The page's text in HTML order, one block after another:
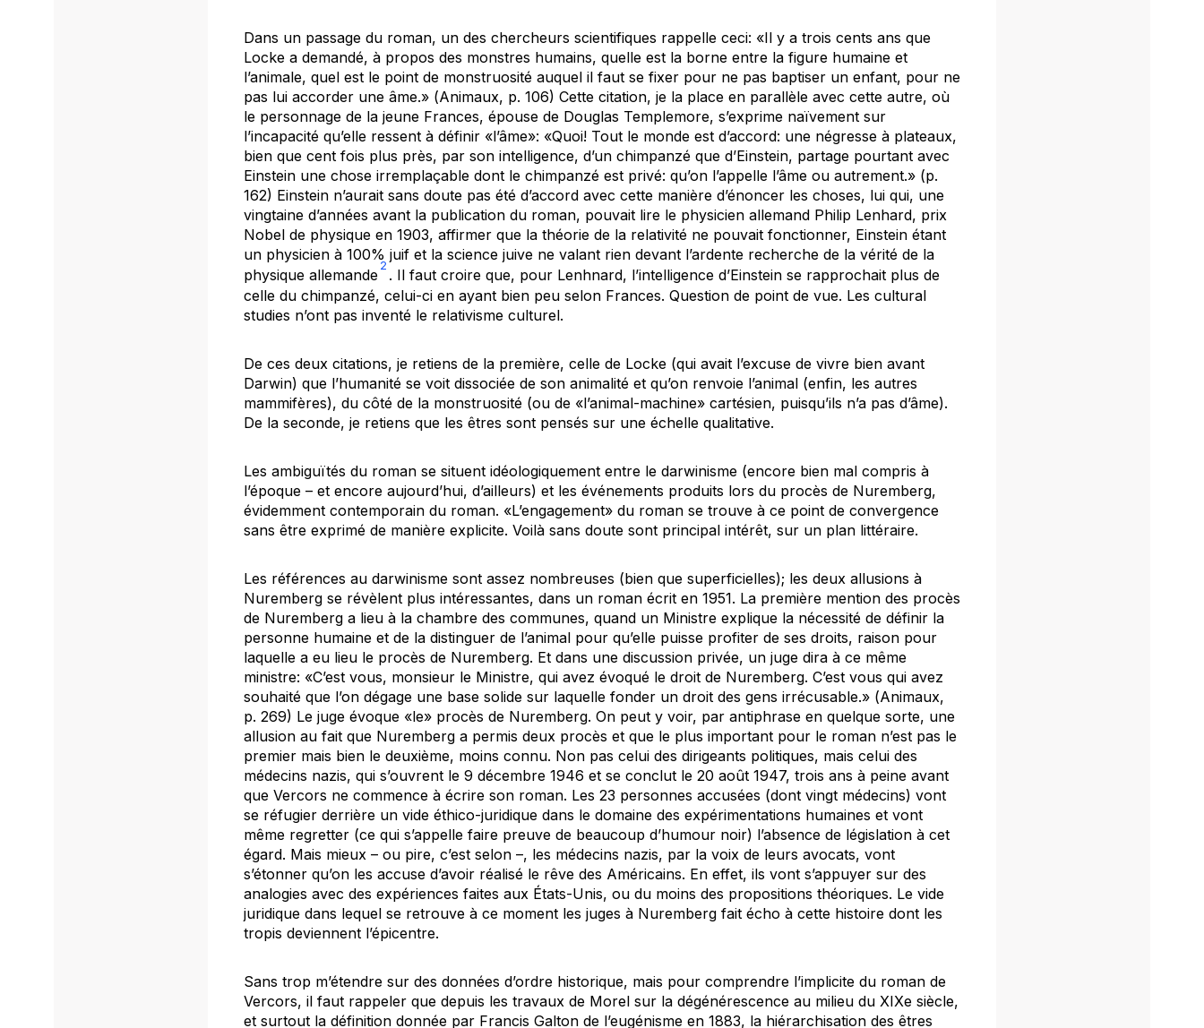
Dans un passage du roman, un des chercheurs scientifiques rappelle ceci: «Il y a trois cents ans que
Locke a demandé, à propos des monstres humains, quelle est la borne entre la figure humaine et
l’animale, quel est le point de monstruosité auquel il faut se fixer pour ne pas baptiser un enfant, pour ne
pas lui accorder une âme.» (Animaux, p. 106) Cette citation, je la place en parallèle avec cette autre, où
le personnage de la jeune Frances, épouse de Douglas Templemore, s’exprime naïvement sur
l’incapacité qu’elle ressent à définir «l’âme»: «Quoi! Tout le monde est d’accord: une négresse à plateaux,
bien que cent fois plus près, par son intelligence, d’un chimpanzé que d’Einstein, partage pourtant avec
Einstein une chose irremplaçable dont le chimpanzé est privé: qu’on l’appelle l’âme ou autrement.» (p.
162) Einstein n’aurait sans doute pas été d’accord avec cette manière d’énoncer les choses, lui qui, une
vingtaine d’années avant la publication du roman, pouvait lire le physicien allemand Philip Lenhard, prix
Nobel de physique en 1903, affirmer que la théorie de la relativité ne pouvait fonctionner, Einstein étant
un physicien à 100% juif et la science juive ne valant rien devant l’ardente recherche de la vérité de la
physique allemande
2
. Il faut croire que, pour Lenhnard, l’intelligence d’Einstein se rapprochait plus de
celle du chimpanzé, celui-ci en ayant bien peu selon Frances. Question de point de vue. Les cultural
studies n’ont pas inventé le relativisme culturel.
De ces deux citations, je retiens de la première, celle de Locke (qui avait l’excuse de vivre bien avant
Darwin) que l’humanité se voit dissociée de son animalité et qu’on renvoie l’animal (enfin, les autres
mammifères), du côté de la monstruosité (ou de «l’animal-machine» cartésien, puisqu’ils n’a pas d’âme).
De la seconde, je retiens que les êtres sont pensés sur une échelle qualitative.
Les ambiguïtés du roman se situent idéologiquement entre le darwinisme (encore bien mal compris à
l’époque – et encore aujourd’hui, d’ailleurs) et les événements produits lors du procès de Nuremberg,
évidemment contemporain du roman. «L’engagement» du roman se trouve à ce point de convergence
sans être exprimé de manière explicite. Voilà sans doute sont principal intérêt, sur un plan littéraire.
Les références au darwinisme sont assez nombreuses (bien que superficielles); les deux allusions à
Nuremberg se révèlent plus intéressantes, dans un roman écrit en 1951. La première mention des procès
de Nuremberg a lieu à la chambre des communes, quand un Ministre explique la nécessité de définir la
personne humaine et de la distinguer de l’animal pour qu’elle puisse profiter de ses droits, raison pour
laquelle a eu lieu le procès de Nuremberg. Et dans une discussion privée, un juge dira à ce même
ministre: «C’est vous, monsieur le Ministre, qui avez évoqué le droit de Nuremberg. C’est vous qui avez
souhaité que l’on dégage une base solide sur laquelle fonder un droit des gens irrécusable.» (Animaux,
p. 269) Le juge évoque «le» procès de Nuremberg. On peut y voir, par antiphrase en quelque sorte, une
allusion au fait que Nuremberg a permis deux procès et que le plus important pour le roman n’est pas le
premier mais bien le deuxième, moins connu. Non pas celui des dirigeants politiques, mais celui des
médecins nazis, qui s’ouvrent le 9 décembre 1946 et se conclut le 20 août 1947, trois ans à peine avant
que Vercors ne commence à écrire son roman. Les 23 personnes accusées (dont vingt médecins) vont
se réfugier derrière un vide éthico-juridique dans le domaine des expérimentations humaines et vont
même regretter (ce qui s’appelle faire preuve de beaucoup d’humour noir) l’absence de législation à cet
égard. Mais mieux – ou pire, c’est selon –, les médecins nazis, par la voix de leurs avocats, vont
s’étonner qu’on les accuse d’avoir réalisé le rêve des Américains. En effet, ils vont s’appuyer sur des
analogies avec des expériences faites aux États-Unis, ou du moins des propositions théoriques. Le vide
juridique dans lequel se retrouve à ce moment les juges à Nuremberg fait écho à cette histoire dont les
tropis deviennent l’épicentre.
Sans trop m’étendre sur des données d’ordre historique, mais pour comprendre l’implicite du roman de
Vercors, il faut rappeler que depuis les travaux de Morel sur la dégénérescence au milieu du XIXe siècle,
et surtout la définition donnée par Francis Galton de l’eugénisme en 1883, la hiérarchisation des êtres